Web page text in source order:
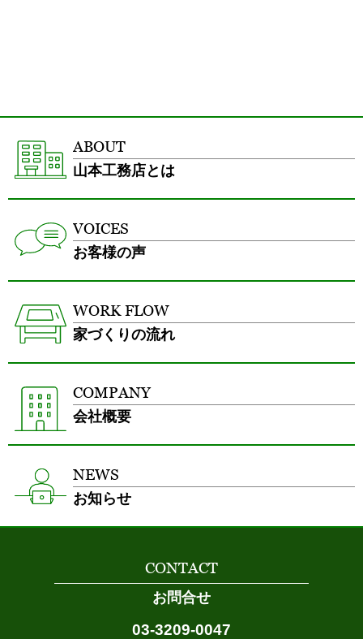
ABOUT
山本工務店とは
VOICES
お客様の声
WORK FLOW
家づくりの流れ
COMPANY
会社概要
NEWS
お知らせ
CONTACT
お問合せ
03-3209-0047